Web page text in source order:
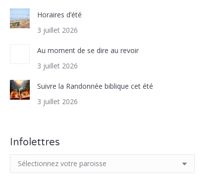
Horaires d’été
3 juillet 2026
Au moment de se dire au revoir
3 juillet 2026
Suivre la Randonnée biblique cet été
3 juillet 2026
Infolettres